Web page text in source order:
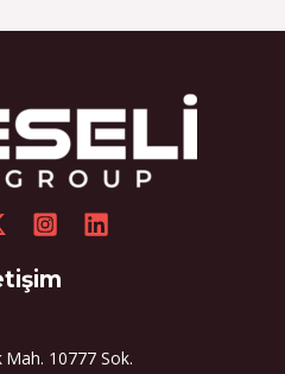
Mah. 10777 Sok.